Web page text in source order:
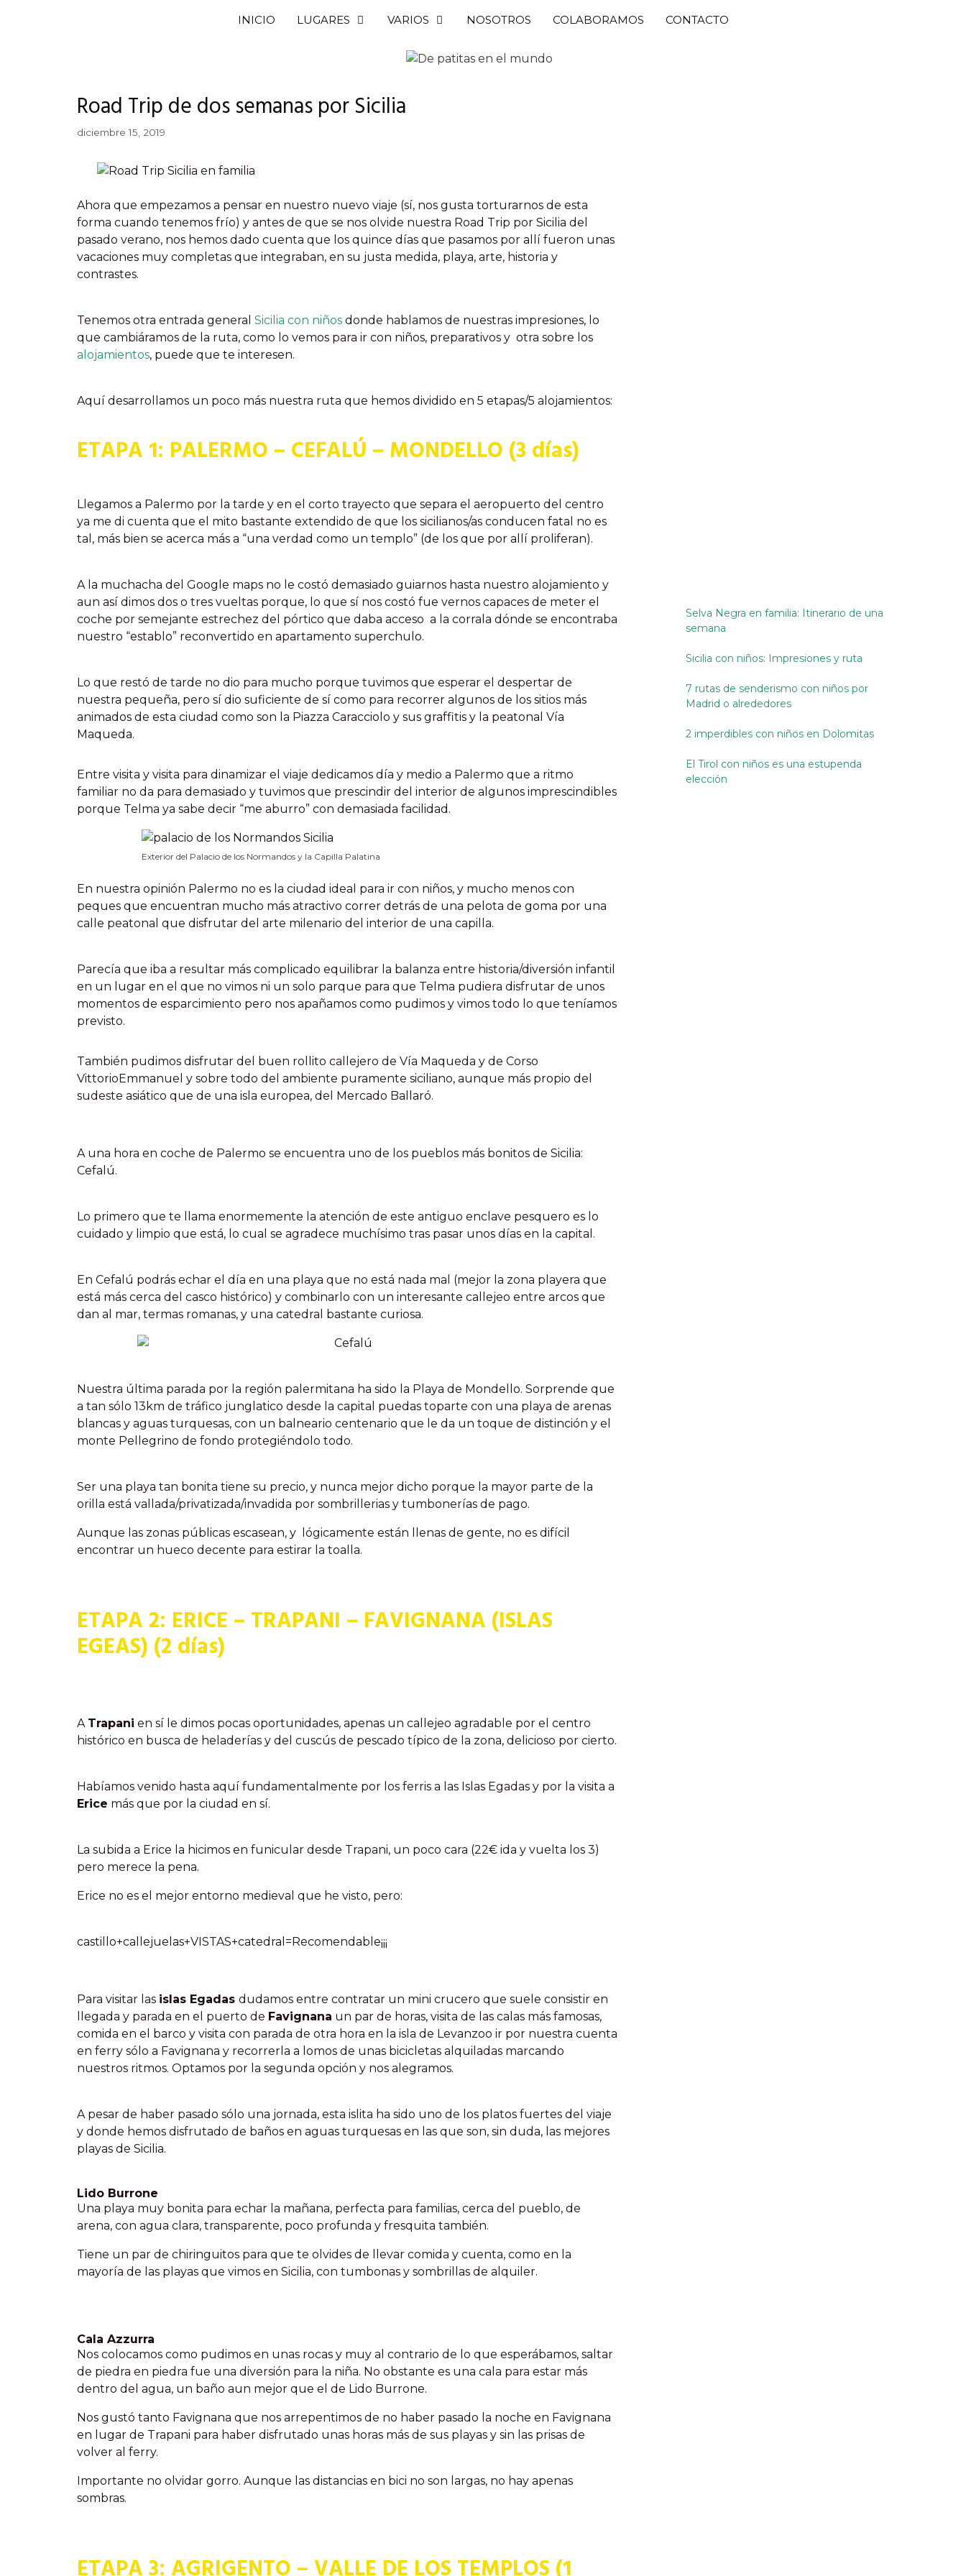
INICIO LUGARES VARIOS NOSOTROS COLABORAMOS CONTACTO
Road Trip de dos semanas por Sicilia
diciembre 15, 2019
Ahora que empezamos a pensar en nuestro nuevo viaje (sí, nos gusta torturarnos de esta
forma cuando tenemos frío) y antes de que se nos olvide nuestra Road Trip por Sicilia del
pasado verano, nos hemos dado cuenta que los quince días que pasamos por allí fueron unas
vacaciones muy completas que integraban, en su justa medida, playa, arte, historia y
contrastes.
Tenemos otra entrada general Sicilia con niños donde hablamos de nuestras impresiones, lo
que cambiáramos de la ruta, como lo vemos para ir con niños, preparativos y otra sobre los
alojamientos, puede que te interesen.
Aquí desarrollamos un poco más nuestra ruta que hemos dividido en 5 etapas/5 alojamientos:
ETAPA 1: PALERMO – CEFALÚ – MONDELLO (3 días)
Llegamos a Palermo por la tarde y en el corto trayecto que separa el aeropuerto del centro
ya me di cuenta que el mito bastante extendido de que los sicilianos/as conducen fatal no es
tal, más bien se acerca más a “una verdad como un templo” (de los que por allí proliferan).
A la muchacha del Google maps no le costó demasiado guiarnos hasta nuestro alojamiento y
aun así dimos dos o tres vueltas porque, lo que sí nos costó fue vernos capaces de meter el
coche por semejante estrechez del pórtico que daba acceso a la corrala dónde se encontraba
nuestro “establo” reconvertido en apartamento superchulo.
Lo que restó de tarde no dio para mucho porque tuvimos que esperar el despertar de
nuestra pequeña, pero sí dio suficiente de sí como para recorrer algunos de los sitios más
animados de esta ciudad como son la Piazza Caracciolo y sus graffitis y la peatonal Vía
Maqueda.
Entre visita y visita para dinamizar el viaje dedicamos día y medio a Palermo que a ritmo
familiar no da para demasiado y tuvimos que prescindir del interior de algunos imprescindibles
porque Telma ya sabe decir “me aburro” con demasiada facilidad.
Exterior del Palacio de los Normandos y la Capilla Palatina
En nuestra opinión Palermo no es la ciudad ideal para ir con niños, y mucho menos con
peques que encuentran mucho más atractivo correr detrás de una pelota de goma por una
calle peatonal que disfrutar del arte milenario del interior de una capilla.
Parecía que iba a resultar más complicado equilibrar la balanza entre historia/diversión infantil
en un lugar en el que no vimos ni un solo parque para que Telma pudiera disfrutar de unos
momentos de esparcimiento pero nos apañamos como pudimos y vimos todo lo que teníamos
previsto.
También pudimos disfrutar del buen rollito callejero de Vía Maqueda y de Corso
VittorioEmmanuel y sobre todo del ambiente puramente siciliano, aunque más propio del
sudeste asiático que de una isla europea, del Mercado Ballaró.
A una hora en coche de Palermo se encuentra uno de los pueblos más bonitos de Sicilia:
Cefalú.
Lo primero que te llama enormemente la atención de este antiguo enclave pesquero es lo
cuidado y limpio que está, lo cual se agradece muchísimo tras pasar unos días en la capital.
En Cefalú podrás echar el día en una playa que no está nada mal (mejor la zona playera que
está más cerca del casco histórico) y combinarlo con un interesante callejeo entre arcos que
dan al mar, termas romanas, y una catedral bastante curiosa.
Nuestra última parada por la región palermitana ha sido la Playa de Mondello. Sorprende que
a tan sólo 13km de tráfico junglatico desde la capital puedas toparte con una playa de arenas
blancas y aguas turquesas, con un balneario centenario que le da un toque de distinción y el
monte Pellegrino de fondo protegiéndolo todo.
Ser una playa tan bonita tiene su precio, y nunca mejor dicho porque la mayor parte de la
orilla está vallada/privatizada/invadida por sombrillerias y tumbonerías de pago.
Aunque las zonas públicas escasean, y lógicamente están llenas de gente, no es difícil
encontrar un hueco decente para estirar la toalla.
ETAPA 2: ERICE – TRAPANI – FAVIGNANA (ISLAS
EGEAS) (2 días)
A Trapani en sí le dimos pocas oportunidades, apenas un callejeo agradable por el centro
histórico en busca de heladerías y del cuscús de pescado típico de la zona, delicioso por cierto.
Habíamos venido hasta aquí fundamentalmente por los ferris a las Islas Egadas y por la visita a
Erice más que por la ciudad en sí.
La subida a Erice la hicimos en funicular desde Trapani, un poco cara (22€ ida y vuelta los 3)
pero merece la pena.
Erice no es el mejor entorno medieval que he visto, pero:
castillo+callejuelas+VISTAS+catedral=Recomendable¡¡¡
Para visitar las islas Egadas dudamos entre contratar un mini crucero que suele consistir en
llegada y parada en el puerto de Favignana un par de horas, visita de las calas más famosas,
comida en el barco y visita con parada de otra hora en la isla de Levanzoo ir por nuestra cuenta
en ferry sólo a Favignana y recorrerla a lomos de unas bicicletas alquiladas marcando
nuestros ritmos. Optamos por la segunda opción y nos alegramos.
A pesar de haber pasado sólo una jornada, esta islita ha sido uno de los platos fuertes del viaje
y donde hemos disfrutado de baños en aguas turquesas en las que son, sin duda, las mejores
playas de Sicilia.
Lido Burrone
Una playa muy bonita para echar la mañana, perfecta para familias, cerca del pueblo, de
arena, con agua clara, transparente, poco profunda y fresquita también.
Tiene un par de chiringuitos para que te olvides de llevar comida y cuenta, como en la
mayoría de las playas que vimos en Sicilia, con tumbonas y sombrillas de alquiler.
Cala Azzurra
Nos colocamos como pudimos en unas rocas y muy al contrario de lo que esperábamos, saltar
de piedra en piedra fue una diversión para la niña. No obstante es una cala para estar más
dentro del agua, un baño aun mejor que el de Lido Burrone.
Nos gustó tanto Favignana que nos arrepentimos de no haber pasado la noche en Favignana
en lugar de Trapani para haber disfrutado unas horas más de sus playas y sin las prisas de
volver al ferry.
Importante no olvidar gorro. Aunque las distancias en bici no son largas, no hay apenas
sombras.
Selva Negra en familia: Itinerario de una
semana
Sicilia con niños: Impresiones y ruta
7 rutas de senderismo con niños por
Madrid o alrededores
2 imperdibles con niños en Dolomitas
El Tirol con niños es una estupenda
elección